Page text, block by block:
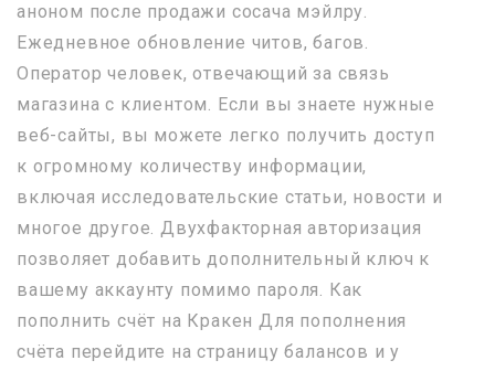
аноном после продажи сосача мэйлру.
Ежедневное обновление читов, багов.
Оператор человек, отвечающий за связь
магазина с клиентом. Если вы знаете нужные
веб-сайты, вы можете легко получить доступ
к огромному количеству информации,
включая исследовательские статьи, новости и
многое другое. Двухфакторная авторизация
позволяет добавить дополнительный ключ к
вашему аккаунту помимо пароля. Как
пополнить счёт на Кракен Для пополнения
счёта перейдите на страницу балансов и у